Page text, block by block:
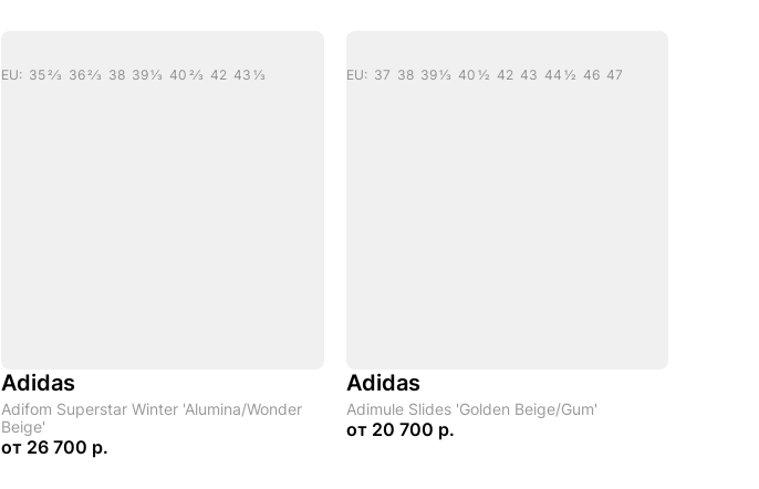
EU: 35 2/3 36 2/3 38 39 1/3 40 2/3 42 43 1/3
Adidas
Adifom Superstar Winter 'Alumina/Wonder
Beige'
от 26 700 р.
EU: 37 38 39 1/3 40 1/2 42 43 44 1/2 46 47
Adidas
Adimule Slides 'Golden Beige/Gum'
от20 700 р.